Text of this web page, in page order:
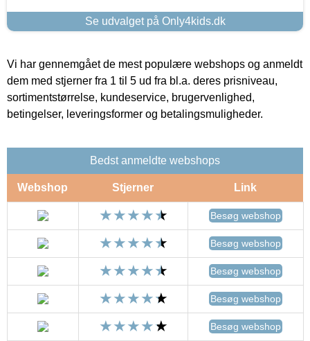
Se udvalget på Only4kids.dk
Vi har gennemgået de mest populære webshops og anmeldt
dem med stjerner fra 1 til 5 ud fra bl.a. deres prisniveau,
sortimentstørrelse, kundeservice, brugervenlighed,
betingelser, leveringsformer og betalingsmuligheder.
Bedst anmeldte webshops
Webshop Stjerner Link
Besøg webshop
Besøg webshop
Besøg webshop
Besøg webshop
Besøg webshop